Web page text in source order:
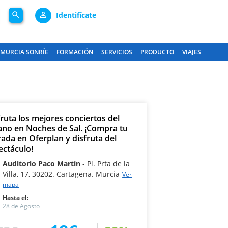
search person_outline Identifícate
MURCIA SONRÍE FORMACIÓN SERVICIOS PRODUCTO VIAJES
los mejores conciertos del
en Noches de Sal. ¡Compra tu
en Oferplan y disfruta del
Auditorio Paco Martín
Pl. Prta de la
Villa, 17, 30202. Cartagena. Murcia Ver
mapa
Hasta el:
28 de Agosto